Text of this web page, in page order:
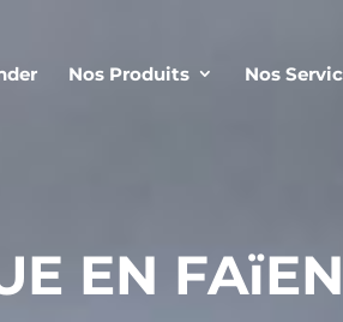
Nos Produits Nos
EN